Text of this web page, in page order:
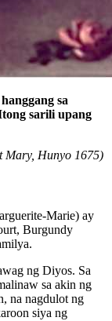
sa
sarili upang
Mary, Hunyo 1675)
Marie) ay
Burgundy
ng Diyos. Sa
sa akin ng
na nagdulot ng
siya ng